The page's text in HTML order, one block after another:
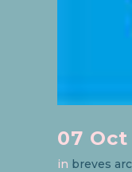
07 Oct
in breves